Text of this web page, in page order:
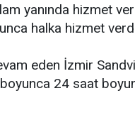
yanında hizmet
halka hizmet
eden İzmir
24 saat